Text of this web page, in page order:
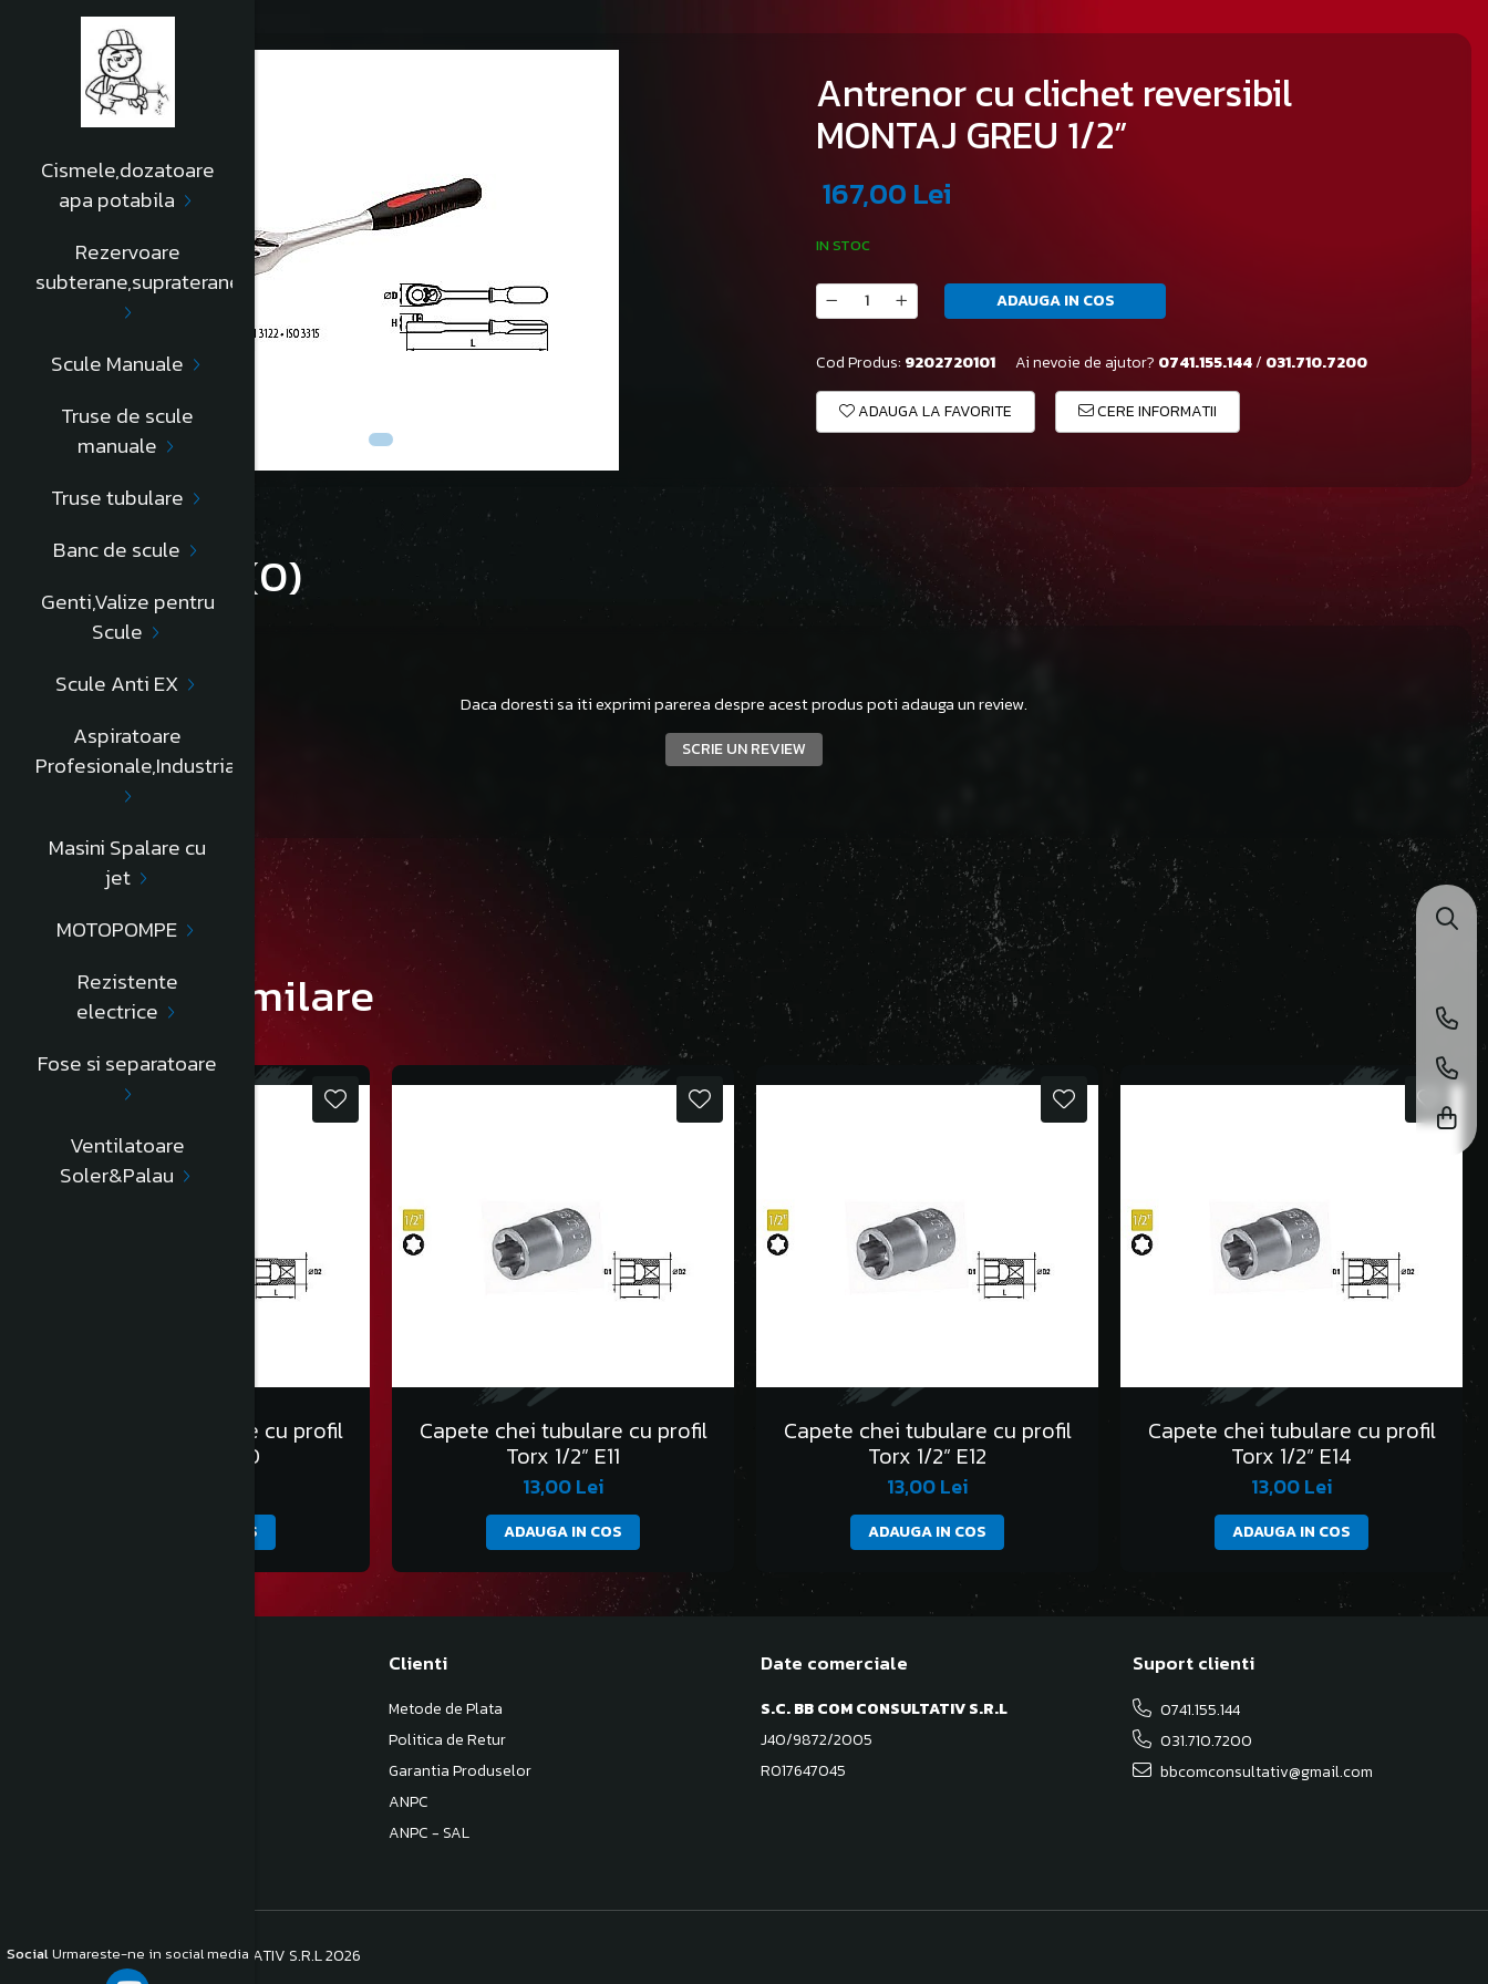
Cismele,dozatoare
apa potabila
Rezervoare
subterane,supraterane
Scule Manuale
Truse de scule
manuale
Truse tubulare
Banc de scule
Genti,Valize pentru
Scule
Scule Anti EX
Aspiratoare
Profesionale,Industriale
Masini Spalare cu
jet
MOTOPOMPE
Rezistente
electrice
Fose si separatoare
Ventilatoare
Soler&Palau
SocialUrmareste-ne in social media
Antrenor cu clichet reversibil
MONTAJ GREU 1/2”
167,00 Lei
IN STOC
ADAUGA IN COS
Cod Produs: 9202720101 Ai nevoie de ajutor? 0741.155.144/ 031.710.7200
ADAUGA LA FAVORITE CERE INFORMATII
Review-uri (0)
Daca doresti sa iti exprimi parerea despre acest produs poti adauga un review.
SCRIE UN REVIEW
Produse similare
Capete chei tubulare cu profil
Torx 1/2” E10
ADAUGA IN COS
Capete chei tubulare cu profil
Torx 1/2” E11
13,00 Lei
ADAUGA IN COS
Capete chei tubulare cu profil
Torx 1/2” E12
13,00 Lei
ADAUGA IN COS
Capete chei tubulare cu profil
Torx 1/2” E14
13,00 Lei
ADAUGA IN COS
Clienti
Metode de Plata
Politica de Retur
Garantia Produselor
ANPC
ANPC - SAL
Date comerciale
S.C. BB COM CONSULTATIV S.R.L
J40/9872/2005
RO17647045
Suport clienti
0741.155.144
031.710.7200
bbcomconsultativ@gmail.com
©Copyright S.C. BB COM CONSULTATIV S.R.L 2026
Platforma E-commerce by Gomag